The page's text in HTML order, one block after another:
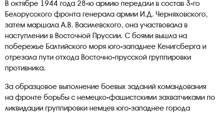
В октябре 1944 года 28-ю армию передали в состав 3-го
Белорусского фронта генерала армии И.Д. Черняховского,
затем маршала А.В. Василевского, она участвовала в
наступлении в Восточной Пруссии. С боями вышла на
побережье Балтийского моря юго-западнее Кенигсберга и
отрезала пути отхода Восточно-прусской группировки
противника.
За образцовое выполнение боевых заданий командования
на фронте борьбы с немецко-фашистскими захватчиками по
ликвидации группировки немцев юго-западнее города